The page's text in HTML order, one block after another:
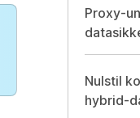
Proxy-
Nulstil
hybrid-